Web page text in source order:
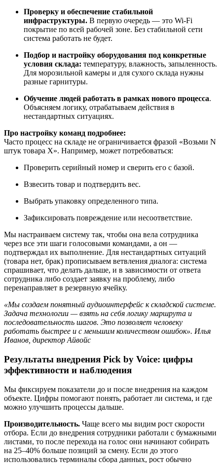
Проверку и обеспечение стабильной
инфраструктуры. В первую очередь — это Wi-Fi
покрытие по всей рабочей зоне. Без стабильной сети
система работать не будет.
Подбор и настройку оборудования под конкретные
условия склада: температуру, влажность, запыленность.
Для морозильной камеры и для сухого склада нужны
разные гарнитуры.
Обучение людей работать в рамках нового процесса.
Объясняем логику, отрабатываем действия в
нестандартных ситуациях.
Про настройку команд подробнее:
Часто процесс на складе не ограничивается фразой «Возьми N
штук товара Х». Например, может потребоваться:
Проверить серийный номер и сверить его с базой.
Взвесить товар и подтвердить вес.
Выбрать упаковку определенного типа.
Зафиксировать повреждение или несоответствие.
Мы настраиваем систему так, чтобы она вела сотрудника
через все эти шаги голосовыми командами, а он —
подтверждал их выполнение. Для нестандартных ситуаций
(товара нет, брак) прописываем ветвления диалога: система
спрашивает, что делать дальше, и в зависимости от ответа
сотрудника либо создает заявку на проблему, либо
перенаправляет в резервную ячейку.
«Мы создаем понятный аудиоинтерфейс к складской системе.
Задача технологии — взять на себя логику маршрута и
последовательность шагов. Это позволяет человеку
работать быстрее и с меньшим количеством ошибок». Илья
Иванов, директор Айвойс
Результаты внедрения Pick by Voice: цифры
эффективности и наблюдения
Мы фиксируем показатели до и после внедрения на каждом
объекте. Цифры помогают понять, работает ли система, и где
можно улучшить процессы дальше.
Производительность. Чаще всего мы видим рост скорости
отбора. Если до внедрения сотрудники работали с бумажными
листами, то после перехода на голос они начинают собирать
на 25–40% больше позиций за смену. Если до этого
использовались терминалы сбора данных, рост обычно